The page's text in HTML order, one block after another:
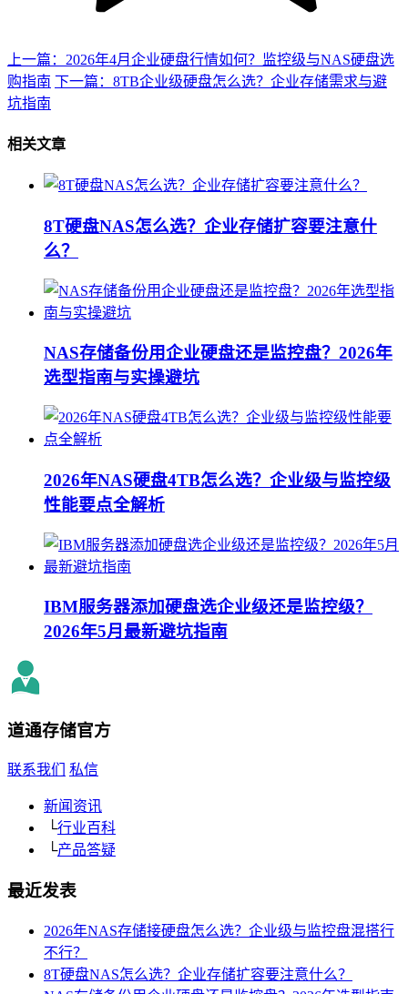
上一篇：2026年4月企业硬盘行情如何？监控级与NAS硬盘选
购指南 下一篇：8TB企业级硬盘怎么选？企业存储需求与避
坑指南
相关文章
8T硬盘NAS怎么选？企业存储扩容要注意什
么？
NAS存储备份用企业硬盘还是监控盘？2026年
选型指南与实操避坑
2026年NAS硬盘4TB怎么选？企业级与监控级
性能要点全解析
IBM服务器添加硬盘选企业级还是监控级？
2026年5月最新避坑指南
道通存储官方
联系我们 私信
新闻资讯
└行业百科
└产品答疑
最近发表
2026年NAS存储接硬盘怎么选？企业级与监控盘混搭行
不行？
8T硬盘NAS怎么选？企业存储扩容要注意什么？